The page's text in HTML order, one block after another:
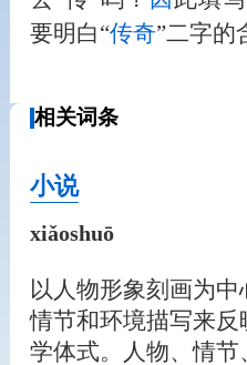
要明白“传奇”二字的
相关词条
小说
xiǎoshuō
以人物形象刻画为
情节和环境描写来
学体式。人物、情